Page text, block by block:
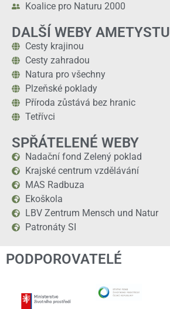
Koalice pro Naturu 2000
DALŠÍ WEBY AMETYSTU
Cesty krajinou
Cesty zahradou
Natura pro všechny
Plzeňské poklady
Příroda zůstává bez hranic
Tetřívci
SPŘÁTELENÉ WEBY
Nadační fond Zelený poklad
Krajské centrum vzdělávání
MAS Radbuza
Ekoškola
LBV Zentrum Mensch und Natur
Patronáty SI
PODPOROVATELÉ